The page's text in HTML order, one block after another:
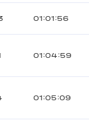
01:01:56
01:04:59
01:05:09